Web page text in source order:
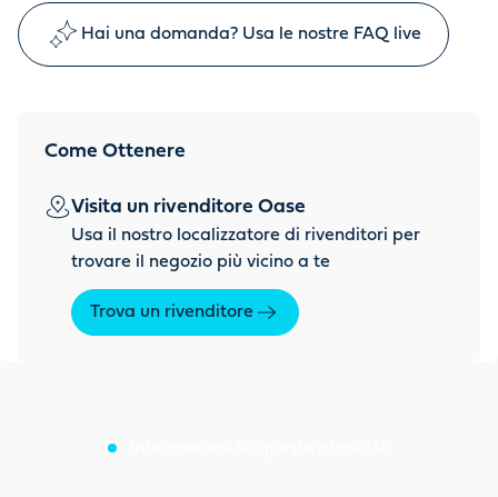
Hai una domanda? Usa le nostre FAQ live
Come Ottenere
Visita un rivenditore Oase
Usa il nostro localizzatore di rivenditori per
trovare il negozio più vicino a te
Trova un rivenditore